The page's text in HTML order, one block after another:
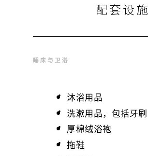
配套设施
睡床与卫浴
沐浴用品
洗漱用品，包括牙刷
厚棉绒浴袍
拖鞋